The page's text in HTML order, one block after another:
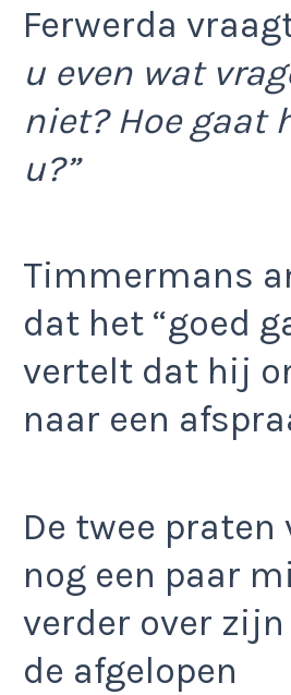
Ferwerda
u even wat
niet? Hoe gaat
u?”
Timmermans
dat het “goed
vertelt dat hij
naar een
De twee praten
nog een paar
verder over
de afgelopen